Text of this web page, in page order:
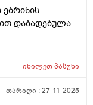
ებრინის
დაბადებულა
იხილეთპასუხი
თარიღი :27-11-2025